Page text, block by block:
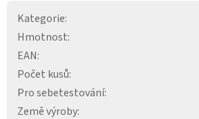
Kategorie:
Hmotnost:
EAN:
Počet kusů:
Pro sebetestování:
Země výroby: